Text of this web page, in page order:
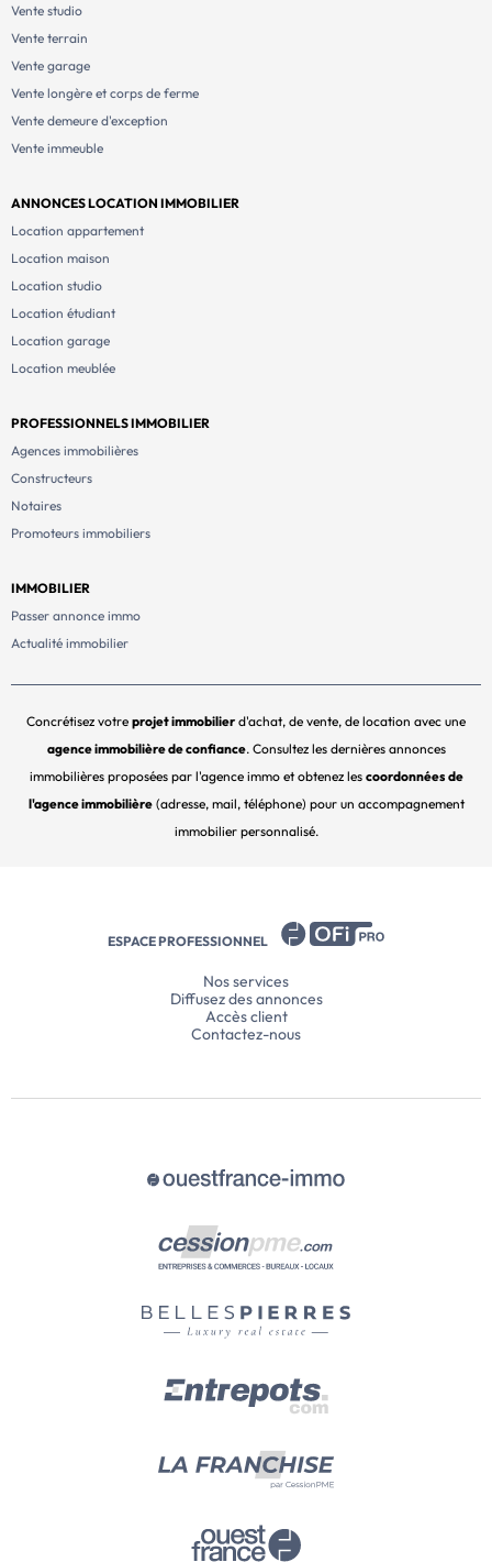
Vente studio
Vente terrain
Vente garage
Vente longère et corps de ferme
Vente demeure d'exception
Vente immeuble
ANNONCES LOCATION IMMOBILIER
Location appartement
Location maison
Location studio
Location étudiant
Location garage
Location meublée
PROFESSIONNELS IMMOBILIER
Agences immobilières
Constructeurs
Notaires
Promoteurs immobiliers
IMMOBILIER
Passer annonce immo
Actualité immobilier
Concrétisez votre projet immobilier d'achat, de vente, de location avec une
agence immobilière de confiance. Consultez les dernières annonces
immobilières proposées par l'agence immo et obtenez les coordonnées de
l'agence immobilière(adresse, mail, téléphone) pour un accompagnement
immobilier personnalisé.
ESPACE PROFESSIONNEL
Nos services
Diffusez des annonces
Accès client
Contactez-nous